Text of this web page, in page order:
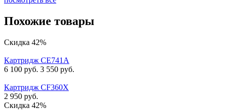
Похожие товары
Скидка 42%
Картридж CE741A
6 100 руб. 3 550 руб.
Картридж CF360X
2 950 руб.
Скидка 42%